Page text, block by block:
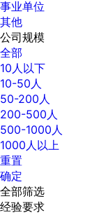
事业单位
其他
公司规模
全部
10人以下
10-50人
50-200人
200-500人
500-1000人
1000人以上
重置
确定
全部筛选
经验要求